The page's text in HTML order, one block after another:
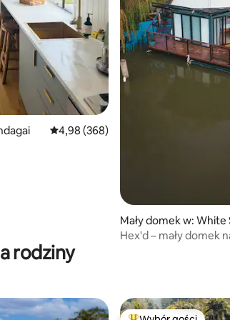
221
Średnia ocena: 4,98 na 5, liczba
4,98 (368)
Mały domek w: White
Hex'd – mały domek
rodziny